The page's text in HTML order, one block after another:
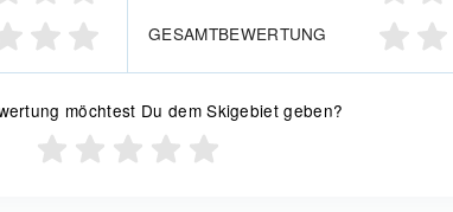
GESAMTBEWERTUNG
möchtest Du dem Skigebiet geben?